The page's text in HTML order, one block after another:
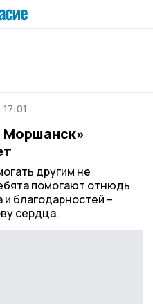
Моршанск»
другим не
помогают отнюдь
и благодарностей –
сердца.